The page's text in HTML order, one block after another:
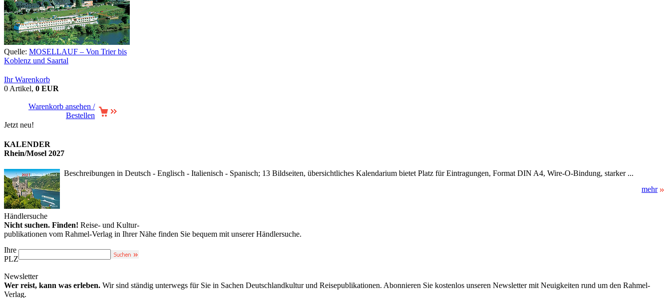
Quelle: MOSELLAUF – Von Trier bis
Koblenz und Saartal
Ihr Warenkorb
0 Artikel, 0 EUR
Warenkorb ansehen /
Bestellen
Jetzt neu!
KALENDER
Rhein/Mosel 2027
Beschreibungen in Deutsch - Englisch - Italienisch - Spanisch; 13 Bildseiten, übersichtliches Kalendarium bietet Platz für Eintragungen, Format DIN A4, Wire-O-Bindung, starker ...
mehr
Händlersuche
Nicht suchen. Finden! Reise- und Kultur-
publikationen vom Rahmel-Verlag in Ihrer Nähe finden Sie bequem mit unserer Händlersuche.
Ihre
PLZ
Newsletter
Wer reist, kann was erleben. Wir sind ständig unterwegs für Sie in Sachen Deutschlandkultur und Reisepublikationen. Abonnieren Sie kostenlos unseren Newsletter mit Neuigkeiten rund um den Rahmel-
Verlag.